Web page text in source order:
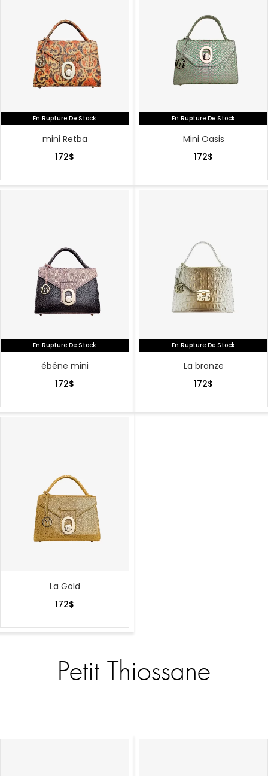
En Rupture De Stock
mini Retba
172$
En Rupture De Stock
Mini Oasis
172$
En Rupture De Stock
ébéne mini
172$
En Rupture De Stock
La bronze
172$
La Gold
172$
Petit Thiossane